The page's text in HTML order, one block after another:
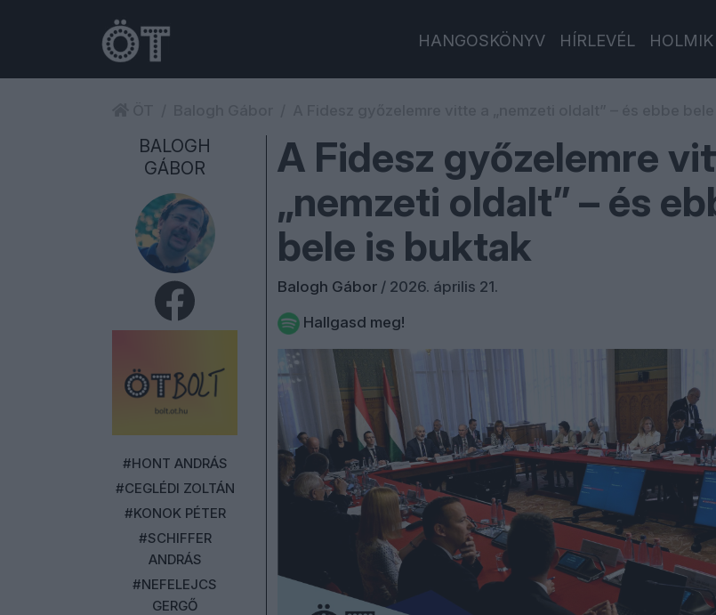
HANGOSKÖNYV HÍRLEVÉL HOLMIK
A Fidesz győzelemre
„nemzeti oldalt” – és
bele is buktak
Balogh Gábor / 2026. április 21.
Hallgasd meg!
BALOGH
GÁBOR
#HONT ANDRÁS
#CEGLÉDI ZOLTÁN
#KONOK PÉTER
#SCHIFFER
ANDRÁS
#NEFELEJCS
GERGŐ